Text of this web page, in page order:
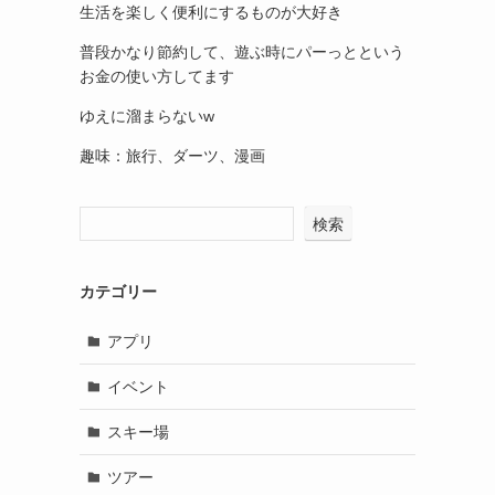
生活を楽しく便利にするものが大好き
普段かなり節約して、遊ぶ時にパーっとという
お金の使い方してます
ゆえに溜まらないw
趣味：旅行、ダーツ、漫画
検索
カテゴリー
アプリ
イベント
スキー場
ツアー